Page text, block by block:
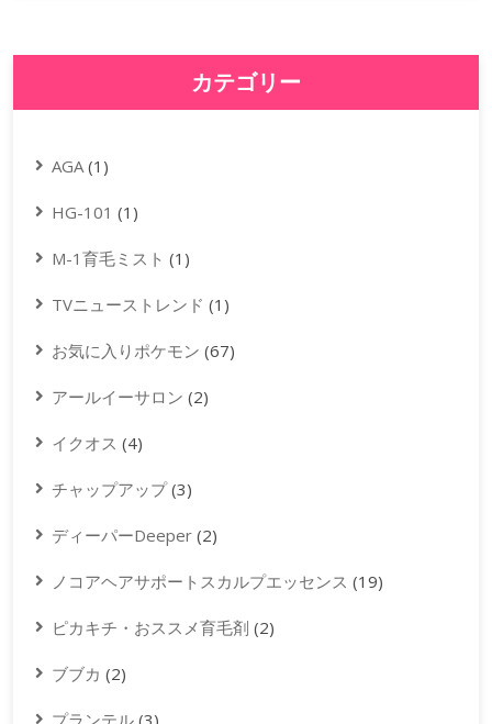
カテゴリー
AGA(1)
HG-101 (1)
M-1育毛ミスト (1)
TVニューストレンド (1)
お気に入りポケモン (67)
アールイーサロン (2)
イクオス (4)
チャップアップ(3)
ディーパーDeeper (2)
ノコアヘアサポートスカルプエッセンス (19)
ピカキチ・おススメ育毛剤 (2)
ブブカ (2)